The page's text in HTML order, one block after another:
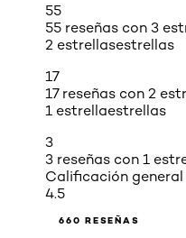
55
55 reseñas con 3
2 estrellasestrellas
17
17 reseñas con 2
1 estrellaestrellas
3
3 reseñas con 1
Calificación general
4.5
660 RESEÑAS